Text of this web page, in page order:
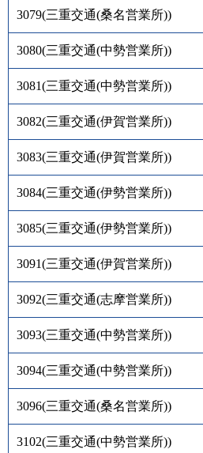
3079(三重交通(桑名営業所))
3080(三重交通(中勢営業所))
3081(三重交通(中勢営業所))
3082(三重交通(伊賀営業所))
3083(三重交通(伊賀営業所))
3084(三重交通(伊勢営業所))
3085(三重交通(伊勢営業所))
3091(三重交通(伊賀営業所))
3092(三重交通(志摩営業所))
3093(三重交通(中勢営業所))
3094(三重交通(中勢営業所))
3096(三重交通(桑名営業所))
3102(三重交通(中勢営業所))